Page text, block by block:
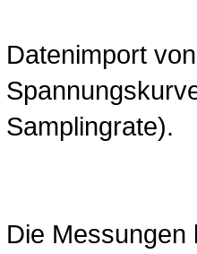
Datenimport
Samplingrate).
Die Messungen